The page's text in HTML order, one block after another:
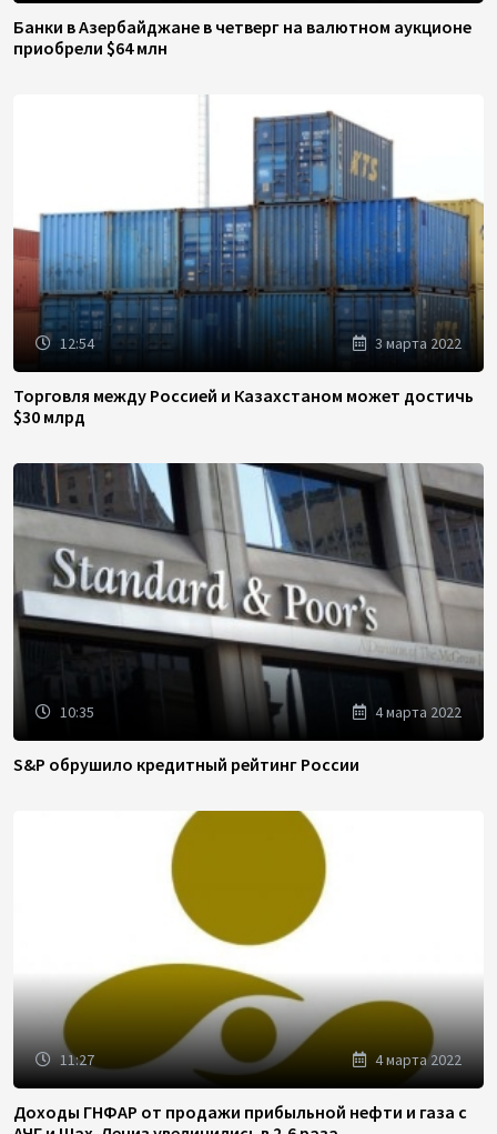
Банки в Азербайджане в четверг на валютном аукционе
приобрели $64 млн
12:54 3 марта 2022
Торговля между Россией и Казахстаном может достичь
$30 млрд
10:35 4 марта 2022
S&P обрушило кредитный рейтинг России
11:27 4 марта 2022
Доходы ГНФАР от продажи прибыльной нефти и газа с